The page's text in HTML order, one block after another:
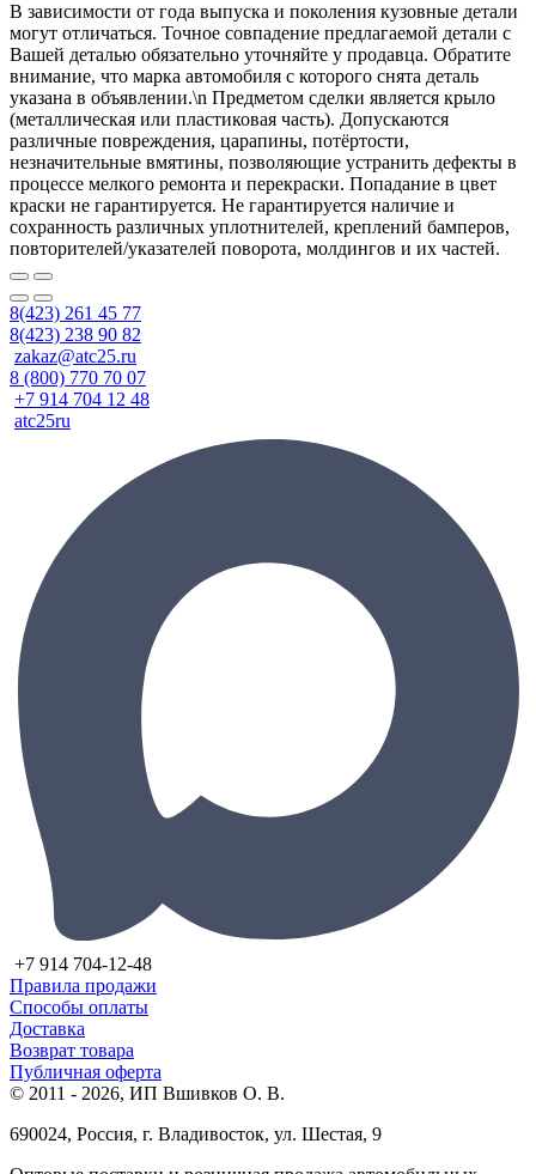
В зависимости от года выпуска и поколения кузовные детали
могут отличаться. Точное совпадение предлагаемой детали с
Вашей деталью обязательно уточняйте у продавца. Обратите
внимание, что марка автомобиля с которого снята деталь
указана в объявлении.\n Предметом сделки является крыло
(металлическая или пластиковая часть). Допускаются
различные повреждения, царапины, потёртости,
незначительные вмятины, позволяющие устранить дефекты в
процессе мелкого ремонта и перекраски. Попадание в цвет
краски не гарантируется. Не гарантируется наличие и
сохранность различных уплотнителей, креплений бамперов,
повторителей/указателей поворота, молдингов и их частей.
8(423) 261 45 77
8(423) 238 90 82
zakaz@atc25.ru
8 (800) 770 70 07
+7 914 704 12 48
atc25ru
+7 914 704-12-48
Правила продажи
Способы оплаты
Доставка
Возврат товара
Публичная оферта
© 2011 - 2026, ИП Вшивков О. В.
690024, Россия, г. Владивосток, ул. Шестая, 9